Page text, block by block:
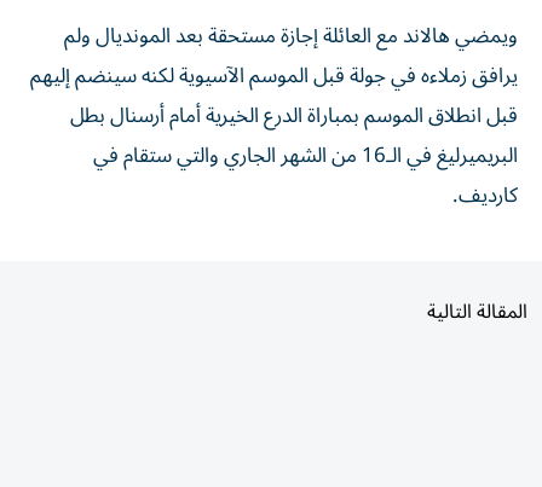
ويمضي هالاند مع العائلة إجازة مستحقة بعد المونديال ولم
يرافق زملاءه في جولة قبل الموسم الآسيوية لكنه سينضم إليهم
قبل انطلاق الموسم بمباراة الدرع الخيرية أمام أرسنال بطل
البريميرليغ في الـ16 من الشهر الجاري والتي ستقام في
كارديف.
المقالة التالية